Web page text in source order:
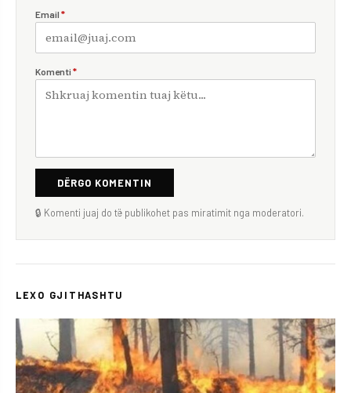
Email *
Komenti *
DËRGO KOMENTIN
🔒 Komenti juaj do të publikohet pas miratimit nga moderatori.
LEXO GJITHASHTU